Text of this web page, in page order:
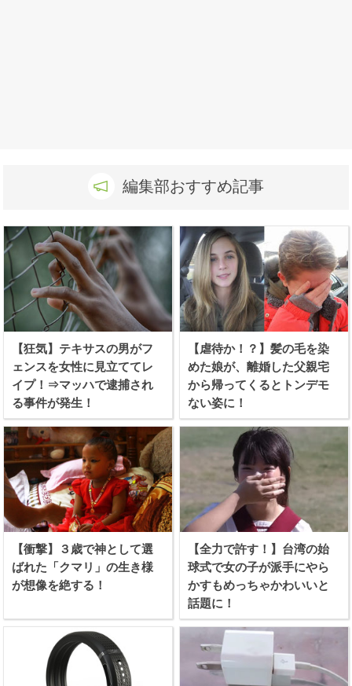
編集部おすすめ記事
【狂気】テキサスの男がフ
ェンスを女性に見立ててレ
イプ！⇒マッハで逮捕され
る事件が発生！
【虐待か！？】髪の毛を染
めた娘が、離婚した父親宅
から帰ってくるとトンデモ
ない姿に！
【衝撃】３歳で神として選
ばれた「クマリ」の生き様
が想像を絶する！
【全力で許す！】台湾の始
球式で女の子が派手にやら
かすもめっちゃかわいいと
話題に！